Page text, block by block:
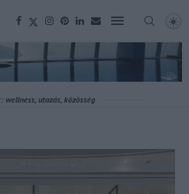
wellness, utazás, közösség